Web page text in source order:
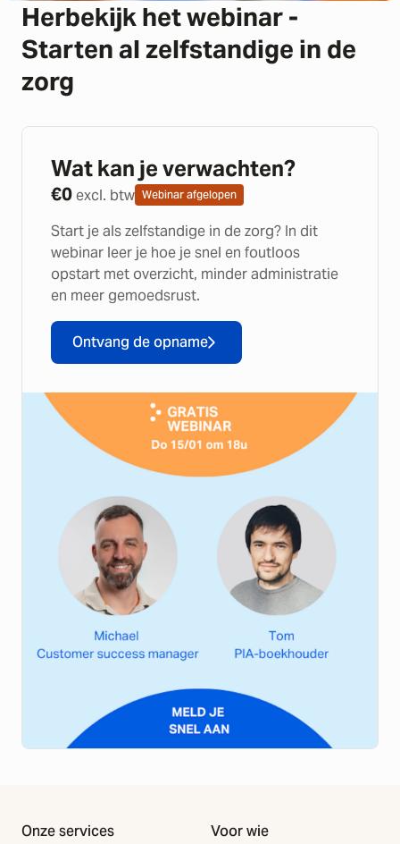
Herbekijk het webinar -
Starten al zelfstandige in de
zorg
Wat kan je verwachten?
€0excl. btw Webinar afgelopen
Start je als zelfstandige in de zorg? In dit
webinar leer je hoe je snel en foutloos
opstart met overzicht, minder administratie
en meer gemoedsrust.
Ontvang de opname
Onze services
Voor wie